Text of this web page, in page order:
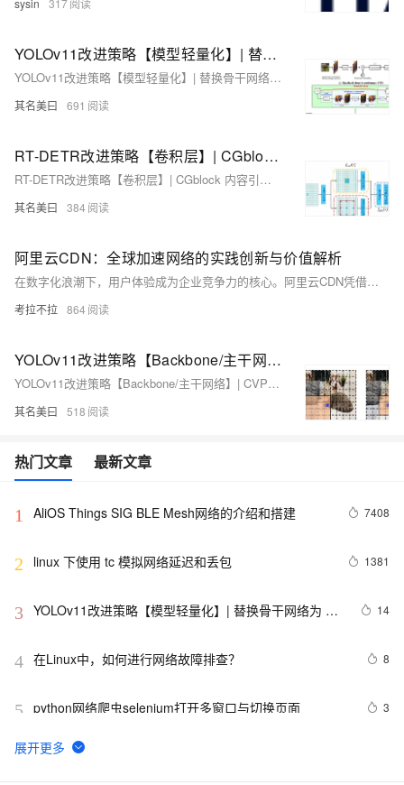
sysin 317
YOLOv11改进策略【模型轻量化】| 替换骨干网络为 MobileViTv1高效的信息编码与融合模块，获取局部和全局信息
YOLOv11改进策略【模型轻量化】| 替换骨干网络为 MobileViTv1高效的信息编码与融合模块，获取局部和全局信息
其名美曰 691
RT-DETR改进策略【卷积层】| CGblock 内容引导网络 利用不同层次信息，提高多类别分类能力 （含二次创新）
RT-DETR改进策略【卷积层】| CGblock 内容引导网络 利用不同层次信息，提高多类别分类能力 （含二次创新）
其名美曰 384
阿里云CDN：全球加速网络的实践创新与价值解析
在数字化浪潮下，用户体验成为企业竞争力的核心。阿里云CDN凭借技术创新与全球化布局，提供高效稳定的加速解决方案。其三层优化体系（智能调度、缓存策略、安全防护）确保低延迟和高命中率，覆盖2800+全球节点，支持电商、教育、游戏等行业，帮助企业节省带宽成本，提升加载速度和安全性。未来，阿里云CDN将继续引领内容分发的行业标准。
考拉不拉 864
YOLOv11改进策略【Backbone/主干网络】| CVPR 2024 替换骨干网络为 RMT，增强空间信息的感知能力
YOLOv11改进策略【Backbone/主干网络】| CVPR 2024 替换骨干网络为 RMT，增强空间信息的感知能力
其名美曰 518
热门文章 最新文章
1 AliOS Things SIG BLE Mesh网络的介绍和搭建 7408
2 linux 下使用 tc 模拟网络延迟和丢包 1381
3 YOLOv11改进策略【模型轻量化】| 替换骨干网络为
14
4 8
5 python网络爬虫selenium打开多窗口与切换页面 3
6 Android监听手机网络变化